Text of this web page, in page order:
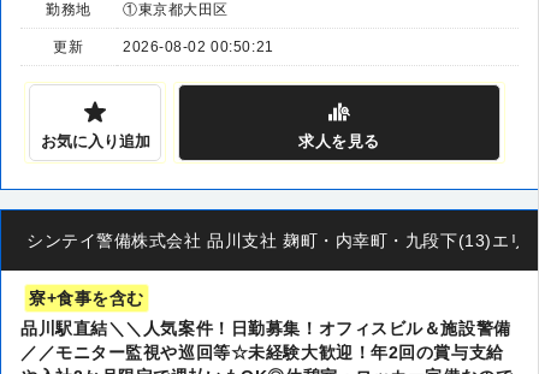
勤務地 ①東京都大田区
更新 2026-08-02 00:50:21
お気に入り追加 求人を見る
シンテイ警備株式会社 品川支社 麹町・内幸町・九段下(13)エリ
寮+食事を含む
品川駅直結＼＼人気案件！日勤募集！オフィスビル＆施設警備
／／モニター監視や巡回等☆未経験大歓迎！年2回の賞与支給